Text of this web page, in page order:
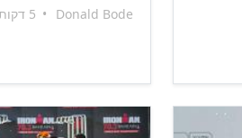
Donald Bode
•